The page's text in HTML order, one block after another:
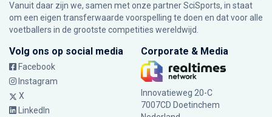
Vanuit daar zijn we, samen met onze partner SciSports, in staat
om een eigen transferwaarde voorspelling te doen en dat voor alle
voetballers in de grootste competities wereldwijd.
Volg ons op social media
Facebook
Instagram
X
LinkedIn
Corporate & Media
Innovatieweg 20-C
7007CD Doetinchem